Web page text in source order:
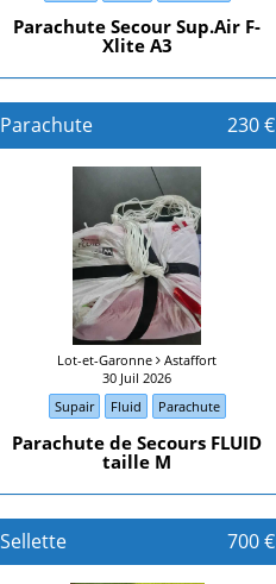
Parachute Secour Sup.Air F-
Xlite A3
Parachute 230 €
Lot-et-Garonne Astaffort
30 Juil 2026
Supair
Fluid Parachute
Parachute de Secours FLUID
taille M
Sellette 700 €